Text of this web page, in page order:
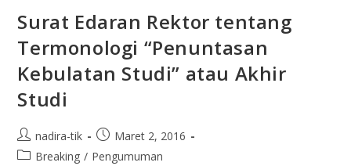
Surat Edaran Rektor tentang
Termonologi “Penuntasan
Kebulatan Studi” atau Akhir
Studi
nadira-tik
Maret 2, 2016
Breaking / Pengumuman